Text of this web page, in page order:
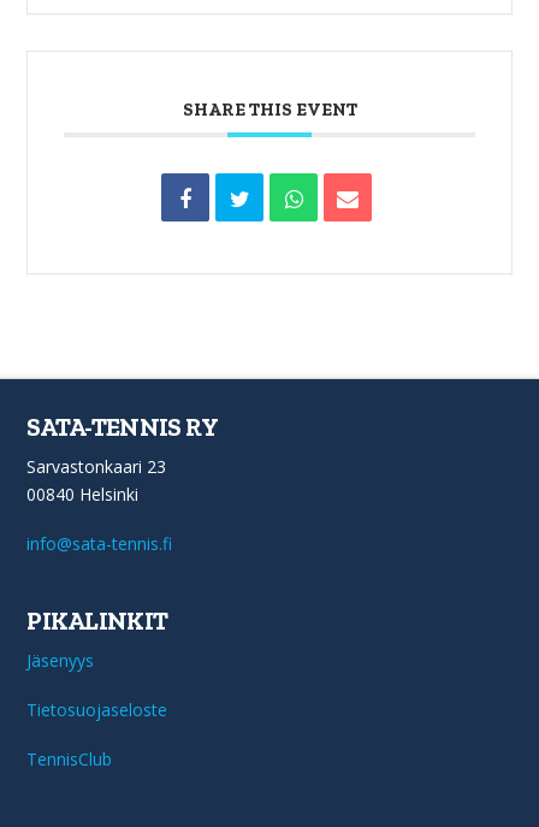
SHARE THIS EVENT
SATA-TENNIS RY
Sarvastonkaari 23
00840 Helsinki
info@sata-tennis.fi
PIKALINKIT
Jäsenyys
Tietosuojaseloste
TennisClub